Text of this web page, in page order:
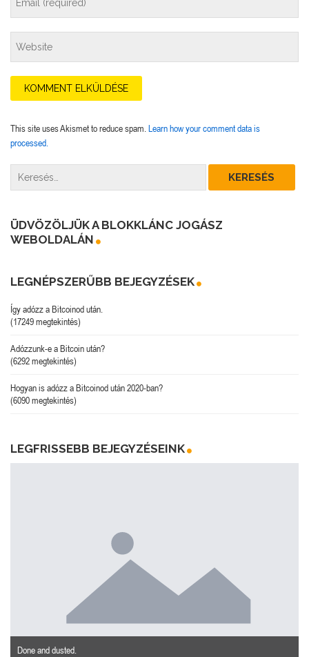
This site uses Akismet to reduce spam. Learn how your comment data is
processed.
ÜDVÖZÖLJÜK A BLOKKLÁNC JOGÁSZ
WEBOLDALÁN
LEGNÉPSZERŰBB BEJEGYZÉSEK
Így adózz a Bitcoinod után.
(17249 megtekintés)
Adózzunk-e a Bitcoin után?
(6292 megtekintés)
Hogyan is adózz a Bitcoinod után 2020-ban?
(6090 megtekintés)
LEGFRISSEBB BEJEGYZÉSEINK
Done and dusted.